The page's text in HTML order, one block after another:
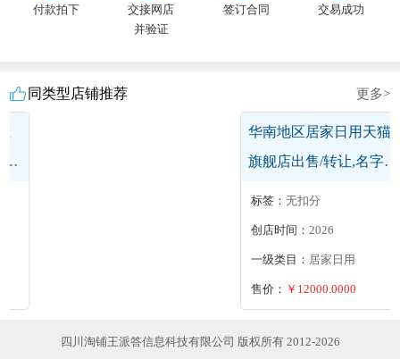
付款拍下
交接网店
并验证
签订合同 交易成功
同类型店铺推荐 更多>
华北地区网游及QQ天猫
旗舰店出售/转让,游戏点
盈利店铺,优质店铺
网游及QQ
￥400000.0000
四川淘铺王派答信息科技有限公司 版权所有 2012-2026